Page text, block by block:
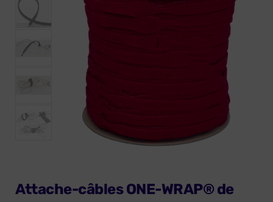
Attache-câbles ONE-WRAP® de